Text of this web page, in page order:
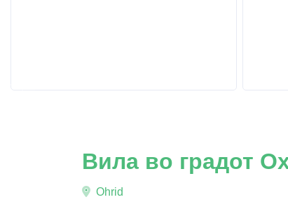
Вила во градот
Ohrid